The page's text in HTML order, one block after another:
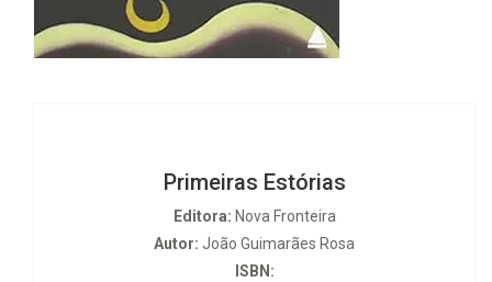
Primeiras Estórias
Editora: Nova Fronteira
Autor: João Guimarães Rosa
ISBN: